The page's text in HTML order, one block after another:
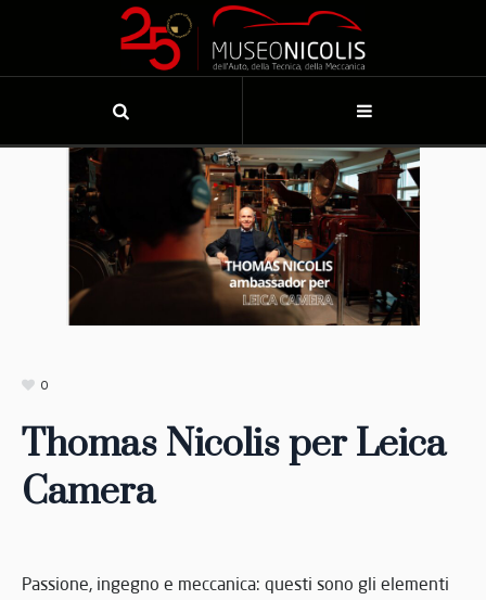
0
Thomas Nicolis per Leica
Camera
Passione, ingegno e meccanica: questi sono gli elementi